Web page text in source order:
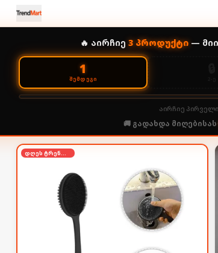
🔥 აირჩიე 3პროდუქტი—
1
ᲨᲔᲛᲓᲔᲒᲘ
აირჩიე
🚚 გადახდა მიღებისას
დღეს ტრენდში